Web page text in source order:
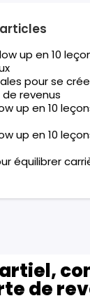
up en 10
pour se
revenus
up en 10
up en 10
équilibrer
de